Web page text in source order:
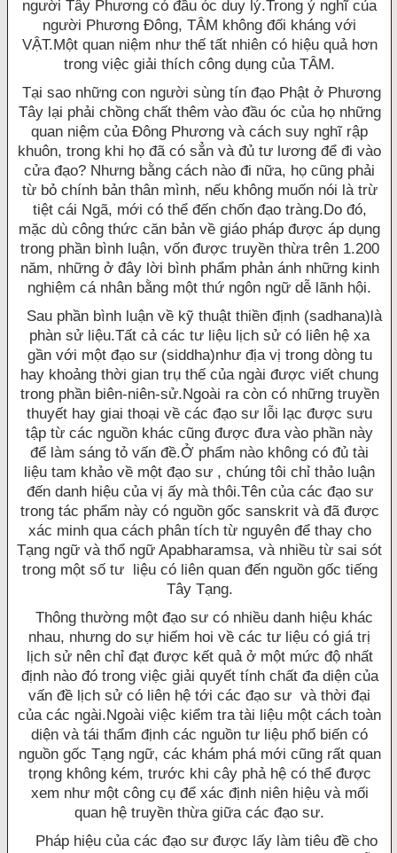
người Tây Phương có đầu óc duy lý.Trong ý nghĩ của
người Phương Ðông, TÂM không đối kháng với
VẬT.Một quan niệm như thế tất nhiên có hiệu quả hơn
trong việc giải thích công dụng của TÂM.
Tại sao những con người sùng tín đạo Phật ở Phương
Tây lại phải chồng chất thêm vào đầu óc của họ những
quan niệm của Ðông Phương và cách suy nghĩ rập
khuôn, trong khi họ đã có sẳn và đủ tư lương để đi vào
cửa đạo? Nhưng bằng cách nào đi nữa, họ cũng phải
từ bỏ chính bản thân mình, nếu không muốn nói là trừ
tiệt cái Ngã, mới có thể đến chốn đạo tràng.Do đó,
mặc dù công thức căn bản về giáo pháp được áp dụng
trong phần bình luận, vốn được truyền thừa trên 1.200
năm, những ở đây lời bình phẩm phản ánh những kinh
nghiệm cá nhân bằng một thứ ngôn ngữ dễ lãnh hội.
Sau phần bình luận về kỹ thuật thiền định (sadhana)là
phàn sử liệu.Tất cả các tư liệu lịch sử có liên hệ xa
gần với một đạo sư (siddha)như địa vị trong dòng tu
hay khoảng thời gian trụ thế của ngài được viết chung
trong phần biên-niên-sử.Ngoài ra còn có những truyền
thuyết hay giai thoại về các đạo sư lỗi lạc được sưu
tập từ các nguồn khác cũng được đưa vào phần này
để làm sáng tỏ vấn đề.Ở phẩm nào không có đủ tài
liệu tam khảo về một đạo sư , chúng tôi chỉ thảo luận
đến danh hiệu của vị ấy mà thôi.Tên của các đạo sư
trong tác phẩm này có nguồn gốc sanskrit và đã được
xác minh qua cách phân tích từ nguyên để thay cho
Tạng ngữ và thổ ngữ Apabharamsa, và nhiều từ sai sót
trong một số tư liệu có liên quan đến nguồn gốc tiếng
Tây Tạng.
Thông thường một đạo sư có nhiều danh hiệu khác
nhau, nhưng do sự hiếm hoi về các tư liệu có giá trị
lịch sử nên chỉ đạt được kết quả ở một mức độ nhất
định nào đó trong việc giải quyết tính chất đa diện của
vấn đề lịch sử có liên hệ tới các đạo sư và thời đại
của các ngài.Ngoài việc kiểm tra tài liệu một cách toàn
diện và tái thẩm định các nguồn tư liệu phổ biến có
nguồn gốc Tạng ngữ, các khám phá mới cũng rất quan
trọng không kém, trước khi cây phả hệ có thể được
xem như một công cụ để xác định niên hiệu và mối
quan hệ truyền thừa giữa các đạo sư.
Pháp hiệu của các đạo sư được lấy làm tiêu đề cho